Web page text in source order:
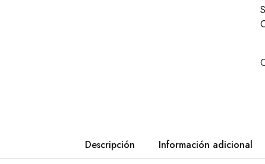
Descripción Información adicional